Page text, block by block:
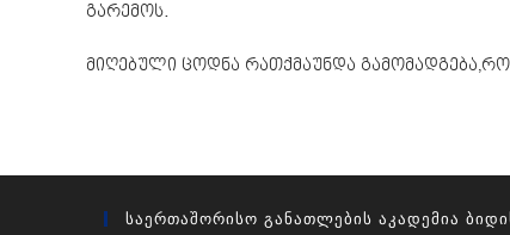
გარემოს.
მიღებული ცოდნა რათქმაუნდა
Საერთაშორისო Განათლების Აკადემია